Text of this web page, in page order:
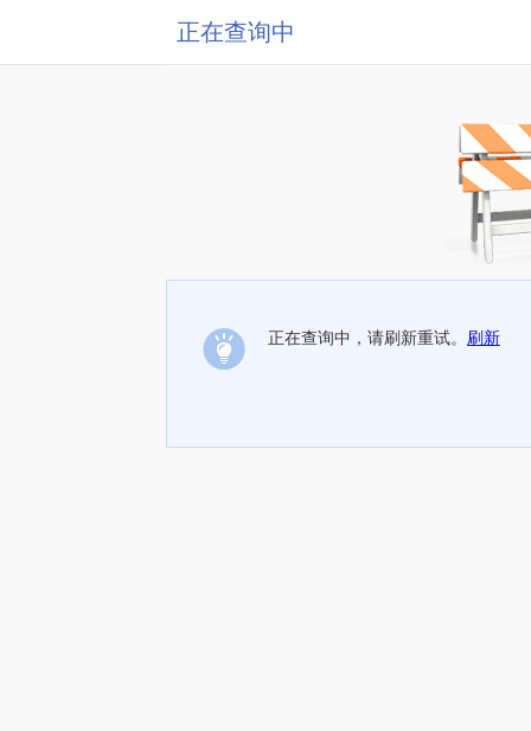
正在查询中
正在查询中，请刷新重试。 刷新